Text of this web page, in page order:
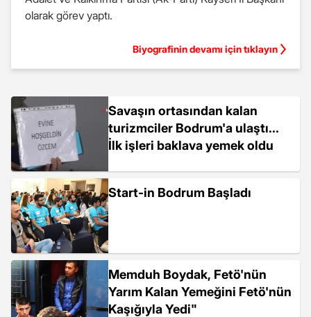
olarak görev yaptı.
Biyografinin devamı için tıklayın
Savaşın ortasından kalan
turizmciler Bodrum'a ulaştı...
İlk işleri baklava yemek oldu
Start-in Bodrum Başladı
Memduh Boydak, Fetö'nün
Yarım Kalan Yemeğini Fetö'nün
Kaşığıyla Yedi"